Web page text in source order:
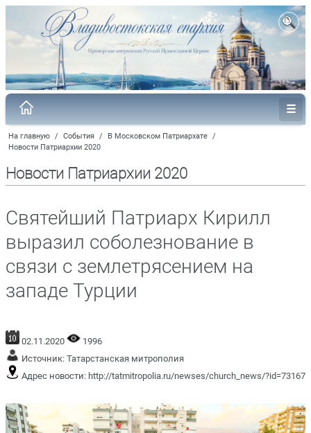
На главную / События / В Московском Патриархате /
Новости Патриархии 2020
Новости Патриархии 2020
Святейший Патриарх Кирилл
выразил соболезнование в
связи с землетрясением на
западе Турции
02.11.2020
1996
Источник: Татарстанская митрополия
Адрес новости: http://tatmitropolia.ru/newses/church_news/?id=73167